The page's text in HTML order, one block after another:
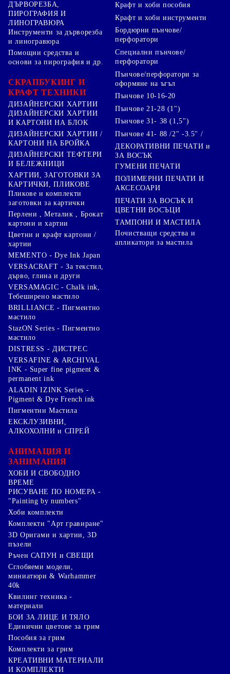
ДЪРВОРЕЗБА,
ПИРОГРАФИЯ И
ЛИНОГРАВЮРА
Инструменти за дърворезба
и линогравюра
Помощни средства и
основи за пирография и др.
СКРАПБУКИНГ И
КРАФТ ТЕХНИКИ
ДИЗАЙНЕРСКИ ХАРТИИ
ДИЗАЙНЕРСКИ ХАРТИИ
И КАРТОНИ НА БЛОК
ДИЗАЙНЕРСКИ ХАРТИИ /
КАРТОНИ НА БРОЙКА
ДИЗАЙНЕРСКИ ТЕФТЕРИ
И БЕЛЕЖНИЦИ
ХАРТИИ, ЗАГОТОВКИ ЗА
КАРТИЧКИ, ПЛИКОВЕ
Пликове и комплекти
заготовки за картички
Перлени , Металик , Брокат
картони и хартии
Цветни и крафт картони /
хартии
Крафт и хоби пособия
Крафт и хоби инструменти
Бордюрни пънчове/
перфоратори
Специални пънчове/
перфоратори
Пънчове/перфоратори за
оформяне на ъгъл
Пънчове 10-16-20
Пънчове 21-28 (1")
Пънчове 31- 38 (1,5")
Пънчове 41- 88 /2" -3.5" /
ДЕКОРАТИВНИ ПЕЧАТИ и
ЗА ВОСЪК
ГУМЕНИ ПЕЧАТИ
ПОЛИМЕРНИ ПЕЧАТИ И
АКСЕСОАРИ
ПЕЧАТИ ЗА ВОСЪК И
ЦВЕТНИ ВОСЪЦИ
ТАМПОНИ И МАСТИЛА
Почистващи средства и
апликатори за мастила
MEMENTO - Dye Ink Japan
VERSACRAFT - За текстил,
дърво, глина и други
VERSAMAGIC - Chalk ink,
Тебеширено мастило
BRILLIANCE - Пигментно
мастило
StazON Series - Пигментно
мастило
DISTRESS - ДИСТРЕС
VERSAFINE & ARCHIVAL
INK - Super fine pigment &
permanent ink
ALADIN IZINK Series -
Pigment & Dye French ink
Пигментни Мастила
ЕКСКЛУЗИВНИ,
АЛКОХОЛНИ и СПРЕЙ
АНИМАЦИЯ И
ЗАНИМАНИЯ
ХОБИ И СВОБОДНО
ВРЕМЕ
РИСУВАНЕ ПО НОМЕРА -
"Painting by numbers"
Хоби комплекти
Комплекти "Арт гравиране"
3D Оригами и хартии, 3D
пъзели
Ръчен САПУН и СВЕЩИ
Сглобяеми модели,
миниатюри & Warhammer
40k
Квилинг техника -
материали
БОИ ЗА ЛИЦЕ И ТЯЛО
Единични цветове за грим
Пособия за грим
Комплекти за грим
КРЕАТИВНИ МАТЕРИАЛИ
И КОМПЛЕКТИ